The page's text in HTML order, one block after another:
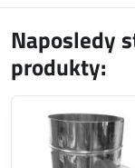
Naposledy
produkty: